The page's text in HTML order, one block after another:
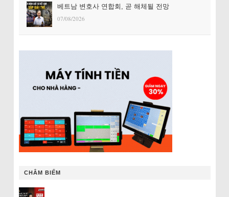
베트남 변호사 연합회, 곧 해체될 전망
07/08/2026
CHÂM BIẾM